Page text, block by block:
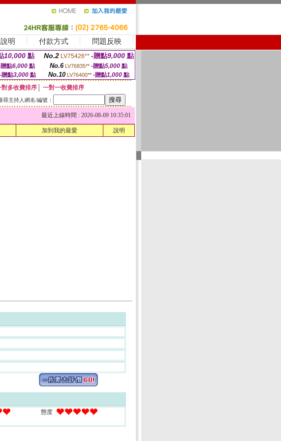
明 付款方式 問題反映
10,000 點 No.2 LV75426** -贈點9,000 點
點6,000點 No.6 LV76835** -贈點5,000點
-贈點3,000點 No.10 LV76400** -贈點1,000 點
對多收費排序
一對一收費排序
尋主持人網名/編號：
最近上線時間 : 2026-08-09 10:35:01
加到我的最愛 說明
態度